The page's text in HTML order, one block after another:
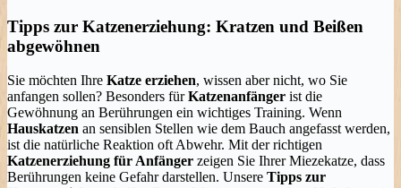
Tipps zur Katzenerziehung: Kratzen und Beißen
abgewöhnen
Sie möchten Ihre Katze erziehen, wissen aber nicht, wo Sie
anfangen sollen? Besonders fürKatzenanfänger ist die
Gewöhnung an Berührungen ein wichtiges Training. Wenn
Hauskatzen an sensiblen Stellen wie dem Bauch angefasst werden,
ist die natürliche Reaktion oft Abwehr. Mit der richtigen
Katzenerziehung für Anfänger zeigen Sie Ihrer Miezekatze, dass
Berührungen keine Gefahr darstellen. Unsere Tipps zur